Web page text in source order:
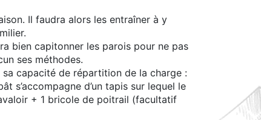
Il faudra alors les entraîner à y
bien capitonner les parois pour ne pas
ses méthodes.
capacité de répartition de la charge :
s’accompagne d’un tapis sur lequel le
+ 1 bricole de poitrail (facultatif